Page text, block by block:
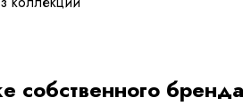
собственного бренда